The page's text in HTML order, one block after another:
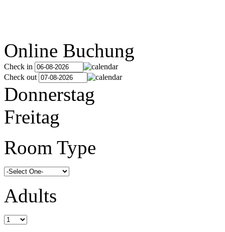
Online Buchung
Check in
Check out
Donnerstag
Freitag
Room Type
Adults